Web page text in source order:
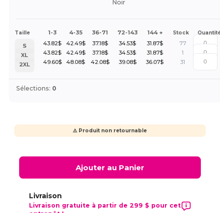
Noir
Taille 1-3 4-35 36-71 72-143 144 + Stock
S 43.82$ 42.49$ 37.18$ 34.53$ 31.87$
77
XL
43.82$ 42.49$ 37.18$ 34.53$ 31.87$
1
2XL
49.60$ 48.08$ 42.08$ 39.08$ 36.07$ 31
Sélections: 0
⚠️ Produit non retournable
Ajouter au Panier
Livraison
Livraison gratuite à partir de 299 $ pour cet